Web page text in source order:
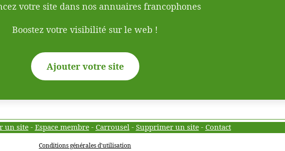
votre site dans nos annuaires francophones
Boostez votre visibilité sur le web !
Ajouter votre site
un site- Espace membre- Carrousel- Supprimer un site- Contact
Conditions générales d'utilisation